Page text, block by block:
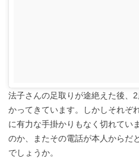
法子さんの足取りが途絶えた後、
かってきています。しかしそれぞ
に有力な手掛かりもなく切れてい
のか、またその電話が本人からだ
でしょうか。